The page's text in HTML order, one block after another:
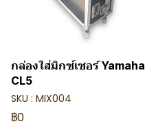
กล่องใส่มิกซ์เซอร์ Yamaha
CL5
SKU : MIX004
฿0